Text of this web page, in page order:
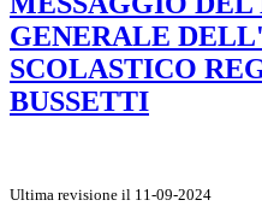
GENERALE
SCOLASTICO
BUSSETTI
Ultima revisione il 11-09-2024